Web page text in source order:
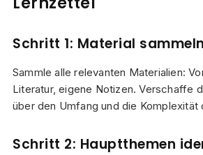
Schritt 1: Material
Sammle alle relevanten Materialien:
Literatur, eigene Notizen. Verschaffe
über den Umfang und die Komplexität
Schritt 2: Hauptthemen